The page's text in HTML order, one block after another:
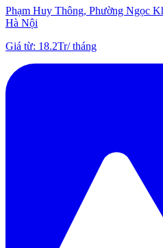
Phạm Huy Thông, Phường Ngọc
Hà Nội
Giá từ: 18.2Tr/tháng